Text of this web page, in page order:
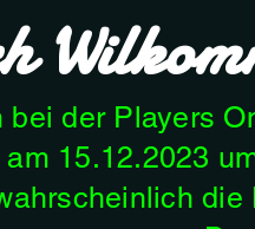
bei der Players
15.12.2023